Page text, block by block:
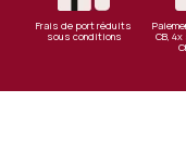
Frais de port réduits
sous conditions CB,